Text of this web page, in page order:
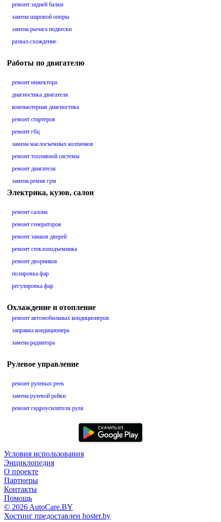
ремонт задней балки
замена шаровой опоры
замена рычага подвески
развал-схождение
Работы по двигателю
ремонт инжектора
диагностика двигателя
компьютерная диагностика
ремонт стартеров
ремонт гбц
замена маслосъемных колпачков
ремонт топливной системы
ремонт двигателя
замена ремня грм
Электрика, кузов, салон
ремонт салона
ремонт генераторов
ремонт замков дверей
ремонт стеклоподъемника
ремонт дворников
полировка фар
регулировка фар
Охлаждение и отопление
ремонт автомобильных кондиционеров
заправка кондиционера
замена радиатора
Рулевое управление
ремонт рулевых реек
замена рулевой рейки
ремонт гидроусилителя руля
Условия использования
Энциклопедия
О проекте
Партнеры
Контакты
Помощь
© 2026 AutoCare.BY
Хостинг предоставлен hoster.by